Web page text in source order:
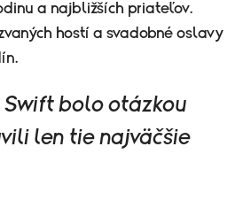
a najbližších priateľov.
hostí a svadobné oslavy
Swift bolo otázkou
len tie najväčšie